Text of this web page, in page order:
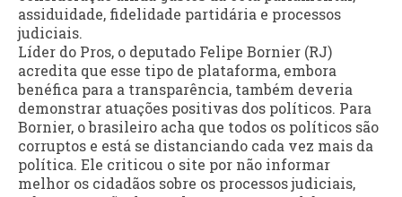
assiduidade, fidelidade partidária e processos
judiciais.
Líder do Pros, o deputado Felipe Bornier (RJ)
acredita que esse tipo de plataforma, embora
benéfica para a transparência, também deveria
demonstrar atuações positivas dos políticos. Para
Bornier, o brasileiro acha que todos os políticos são
corruptos e está se distanciando cada vez mais da
política. Ele criticou o site por não informar
melhor os cidadãos sobre os processos judiciais,